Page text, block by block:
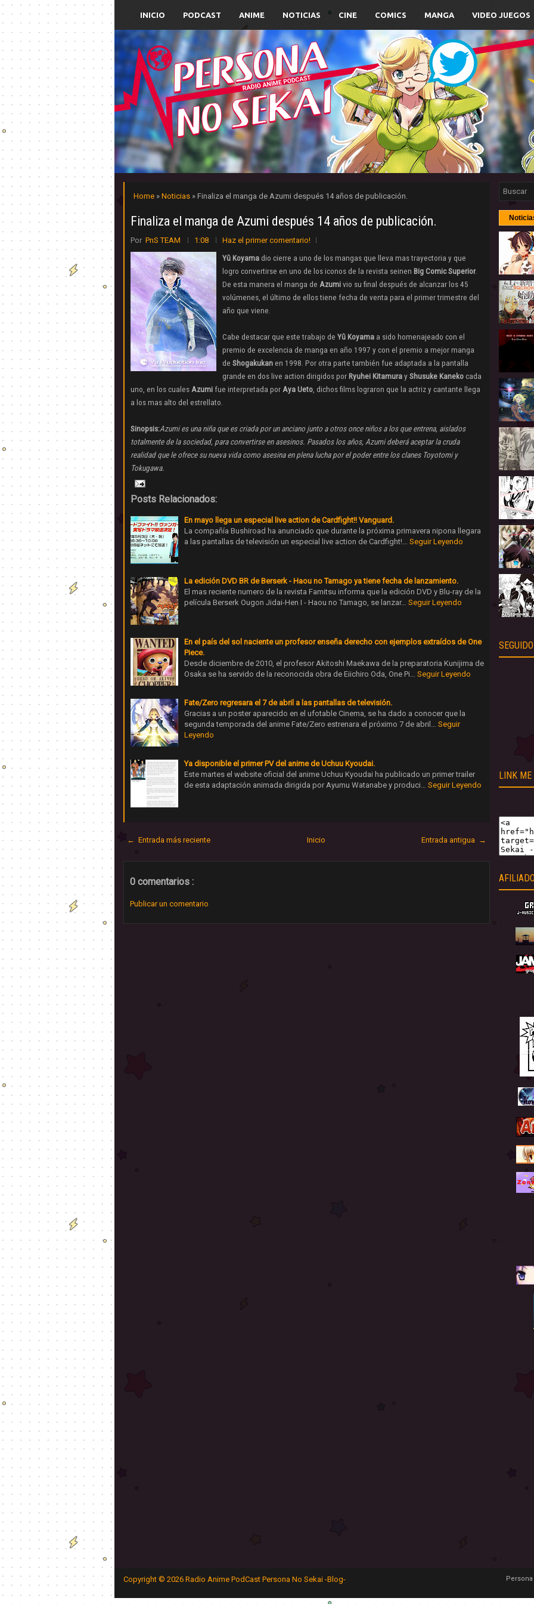
INICIO PODCAST ANIME NOTICIAS CINE COMICS MANGA VIDEO JUEGOS
Home » Noticias » Finaliza el manga de Azumi después 14 años de publicación.
Finaliza el manga de Azumi después 14 años de publicación.
Por PnS TEAM 1:08
Haz el primer comentario!
Yû Koyama dio cierre a uno de los mangas que lleva mas trayectoria y que
logro convertirse en uno de los iconos de la revista seinen Big Comic Superior.
De esta manera el manga de Azumi vio su final después de alcanzar los 45
volúmenes, el último de ellos tiene fecha de venta para el primer trimestre del
año que viene.
Cabe destacar que este trabajo de Yû Koyama a sido homenajeado con el
premio de excelencia de manga en año 1997 y con el premio a mejor manga
de Shogakukan en 1998. Por otra parte también fue adaptada a la pantalla
grande en dos live action dirigidos por Ryuhei Kitamura y Shusuke Kaneko cada
uno, en los cuales Azumi fue interpretada por Aya Ueto, dichos films lograron que la actriz y cantante llega
a los mas alto del estrellato.
Sinopsis:Azumi es una niña que es criada por un anciano junto a otros once niños a los que entrena, aislados
totalmente de la sociedad, para convertirse en asesinos. Pasados los años, Azumi deberá aceptar la cruda
realidad que le ofrece su nueva vida como asesina en plena lucha por el poder entre los clanes Toyotomi y
Tokugawa.
Posts Relacionados:
En mayo llega un especial live action de Cardfight!! Vanguard.
La compañía Bushiroad ha anunciado que durante la próxima primavera nipona llegara
a las pantallas de televisión un especial live action de Cardfight!… Seguir Leyendo
La edición DVD BR de Berserk - Haou no Tamago ya tiene fecha de lanzamiento.
El mas reciente numero de la revista Famitsu informa que la edición DVD y Blu-ray de la
película Berserk Ougon Jidai-Hen I - Haou no Tamago, se lanzar… Seguir Leyendo
En el país del sol naciente un profesor enseña derecho con ejemplos extraídos de One
Piece.
Desde diciembre de 2010, el profesor Akitoshi Maekawa de la preparatoria Kunijima de
Osaka se ha servido de la reconocida obra de Eiichiro Oda, One Pi… Seguir Leyendo
Fate/Zero regresara el 7 de abril a las pantallas de televisión.
Gracias a un poster aparecido en el ufotable Cinema, se ha dado a conocer que la
segunda temporada del anime Fate/Zero estrenara el próximo 7 de abril… Seguir
Leyendo
Ya disponible el primer PV del anime de Uchuu Kyoudai.
Este martes el website oficial del anime Uchuu Kyoudai ha publicado un primer trailer
de esta adaptación animada dirigida por Ayumu Watanabe y produci… Seguir Leyendo
← Entrada más reciente Entrada antigua →
Inicio
0 comentarios :
Publicar un comentario
LINK ME
Copyright © 2026 Radio Anime PodCast Persona No Sekai -Blog-